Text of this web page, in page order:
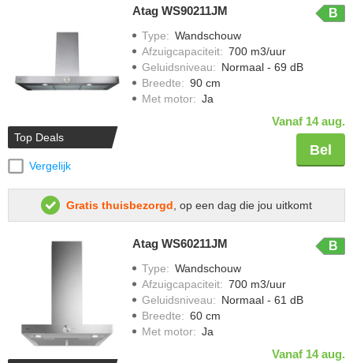
Top Deals
Vergelijk
Atag WS90211JM B
Type: Wandschouw
Afzuigcapaciteit: 700 m3/uur
Geluidsniveau: Normaal - 69 dB
Breedte: 90 cm
Met motor: Ja
Vanaf 14 aug.
Bel
Gratis thuisbezorgd, op een dag die jou uitkomt
Atag WS60211JM B
Type: Wandschouw
Afzuigcapaciteit: 700 m3/uur
Geluidsniveau: Normaal - 61 dB
Breedte: 60 cm
Met motor: Ja
Vanaf 14 aug.